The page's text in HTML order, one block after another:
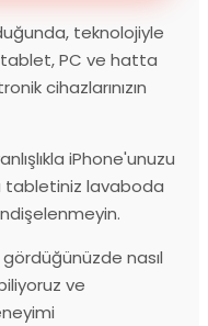
teknolojiyle
tablet, PC ve hatta
cihazlarınızın
iPhone'unuzu
tabletiniz lavaboda
gördüğünüzde nasıl
ve